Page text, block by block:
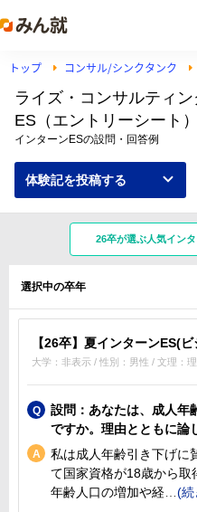
トップ コンサル/シンクタンク
ライズ・コンサルティ
ES（エントリーシート
インターンESの設問・回答例
体験記を投稿する
26卒が選ぶ人気イン
選択中の卒年
【26卒】夏インターンES(
大学：非表示 / 性別：男性 / 文理：
設問：あなたは、成人年
ですか。理由とともに論
私は成人年齢引き下げに
て国家資格が18歳から取
年齢人口の増加や経